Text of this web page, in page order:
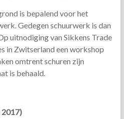
is bepalend voor het
Gedegen schuurwerk is dan
uitnodiging van Sikkens Trade
in Zwitserland een workshop
omtrent schuren zijn
is behaald.
2017)